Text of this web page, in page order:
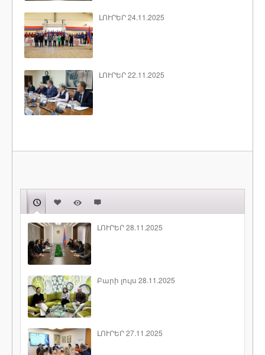
ԼՈՒՐԵՐ 24.11.2025
ԼՈՒՐԵՐ 22.11.2025
ԼՈՒՐԵՐ 28.11.2025
Բարի լույս 28.11.2025
ԼՈՒՐԵՐ 27.11.2025